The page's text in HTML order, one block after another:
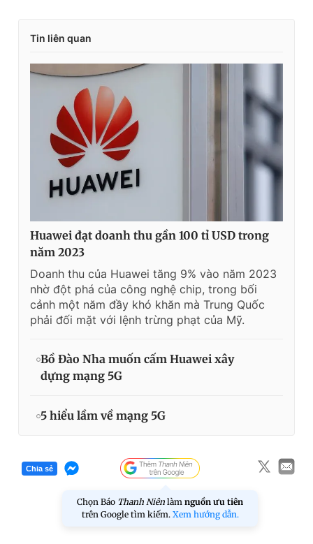
Tin liên quan
Huawei đạt doanh thu gần 100 tỉ USD trong
năm 2023
Doanh thu của Huawei tăng 9% vào năm 2023
nhờ đột phá của công nghệ chip, trong bối
cảnh một năm đầy khó khăn mà Trung Quốc
phải đối mặt với lệnh trừng phạt của Mỹ.
Bồ Đào Nha muốn cấm Huawei xây
dựng mạng 5G
5 hiểu lầm về mạng 5G
Chia sẻ
Chọn Báo Thanh Niên làm nguồn ưu tiên
trên Google tìm kiếm. Xem hướng dẫn.